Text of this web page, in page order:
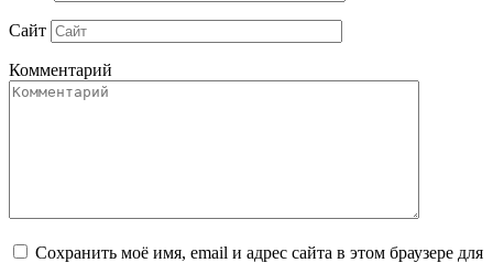
Сайт
Комментарий
Сохранить моё имя, email и адрес сайта в этом браузере для